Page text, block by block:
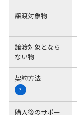
譲渡対象物
譲渡対象となら
ない物
契約方法
?
購入後のサポー